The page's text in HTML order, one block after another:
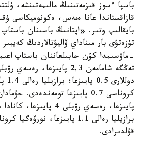
باسپا ءسوز قىزمەتىنىڭ مالىمەتىنشە،
قازاقستاندا عانا ەمەس، ەكونوميكاسى
بايقالىپ وتىر. «اپتانىڭ باسىنان
-ماۋسىمدا كۇن جابىلعاننان باستاپ
قۇلدىرادى.